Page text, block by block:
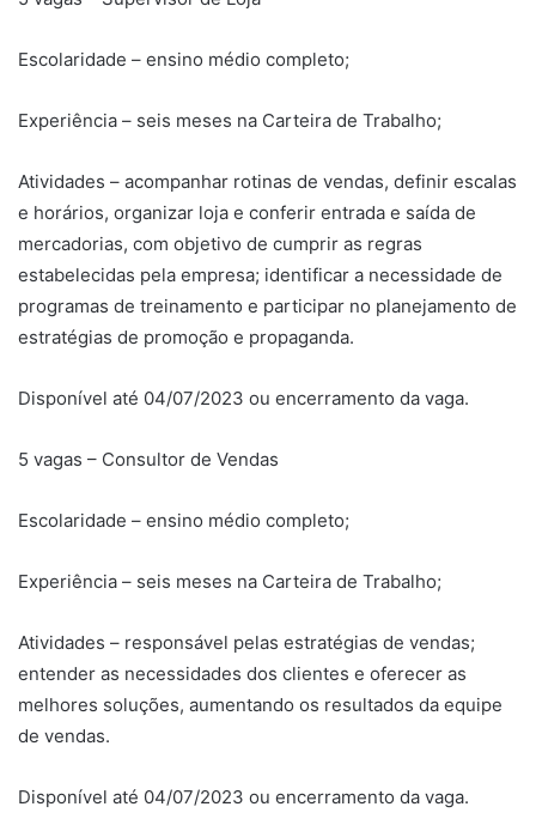
Escolaridade – ensino médio completo;
Experiência – seis meses na Carteira de Trabalho;
Atividades – acompanhar rotinas de vendas, definir escalas
e horários, organizar loja e conferir entrada e saída de
mercadorias, com objetivo de cumprir as regras
estabelecidas pela empresa; identificar a necessidade de
programas de treinamento e participar no planejamento de
estratégias de promoção e propaganda.
Disponível até 04/07/2023 ou encerramento da vaga.
5 vagas – Consultor de Vendas
Escolaridade – ensino médio completo;
Experiência – seis meses na Carteira de Trabalho;
Atividades – responsável pelas estratégias de vendas;
entender as necessidades dos clientes e oferecer as
melhores soluções, aumentando os resultados da equipe
de vendas.
Disponível até 04/07/2023 ou encerramento da vaga.